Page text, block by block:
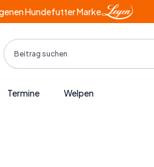
Hundefutter Marke
Search
Termine Welpen